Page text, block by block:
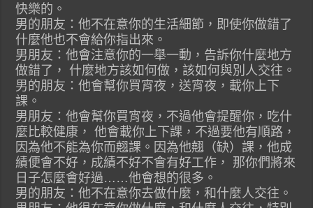
快樂的。
男的朋友：他不在意你的生活細節，即使你做錯了
什麼他也不會給你指出來。
男朋友：他會注意你的一舉一動，告訴你什麼地方
做錯了， 什麼地方該如何做，該如何與別人交往。
男的朋友：他會幫你買宵夜，送宵夜，載你上下
課。
男朋友：他會幫你買宵夜，不過他會提醒你，吃什
麼比較健康， 他會載你上下課，不過要他有順路，
因為他不能為你而翹課。因為他翹（缺）課，他成
績便會不好，成績不好不會有好工作， 那你們將來
日子怎麼會好過……他會想的很多。
男的朋友：他不在意你去做什麼，和什麼人交往。